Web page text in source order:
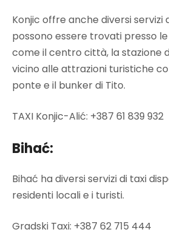
Konjic offre anche diversi servizi
possono essere trovati presso
come il centro città, la stazione
vicino alle attrazioni turistiche
ponte e il bunker di Tito.
TAXI Konjic-Alić: +387 61 839 932
Bihać:
Bihać ha diversi servizi di taxi
residenti locali e i turisti.
Gradski Taxi: +387 62 715 444